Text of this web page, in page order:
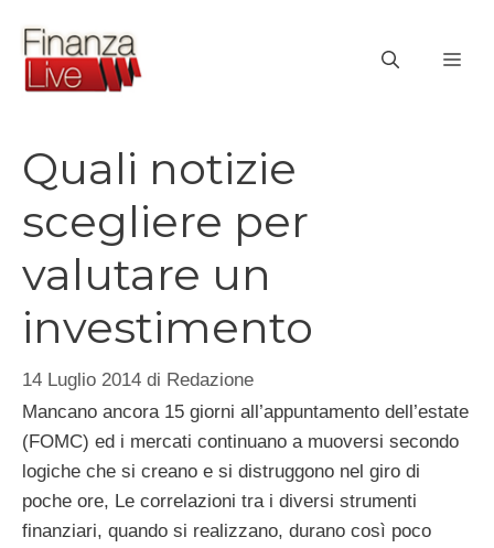
contenuto
Quali notizie
scegliere per
valutare un
investimento
14 Luglio 2014 di Redazione
Mancano ancora 15 giorni all’appuntamento dell’estate
(FOMC) ed i mercati continuano a muoversi secondo
logiche che si creano e si distruggono nel giro di
poche ore, Le correlazioni tra i diversi strumenti
finanziari, quando si realizzano, durano così poco